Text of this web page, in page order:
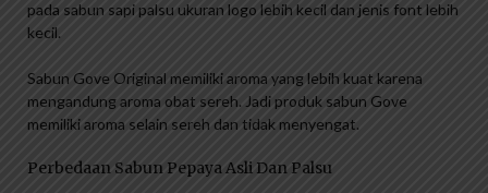
pada sabun sapi palsu ukuran logo lebih kecil dan jenis font lebih
kecil.
Sabun Gove Original memiliki aroma yang lebih kuat karena
mengandung aroma obat sereh. Jadi produk sabun Gove
memiliki aroma selain sereh dan tidak menyengat.
Perbedaan Sabun Pepaya Asli Dan Palsu